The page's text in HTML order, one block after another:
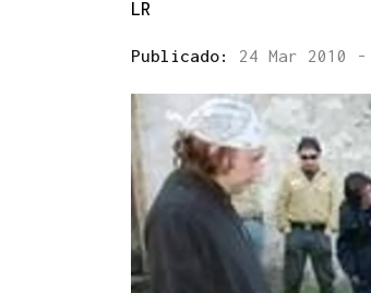
LR
Publicado: 24 Mar 2010